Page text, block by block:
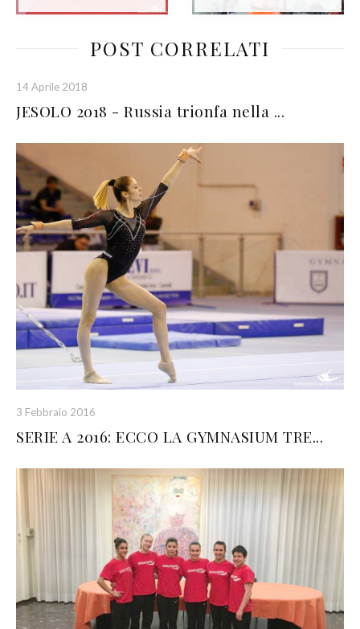
POST CORRELATI
14 Aprile 2018
JESOLO 2018 - Russia trionfa nella ...
3 Febbraio 2016
SERIE A 2016: ECCO LA GYMNASIUM TRE...